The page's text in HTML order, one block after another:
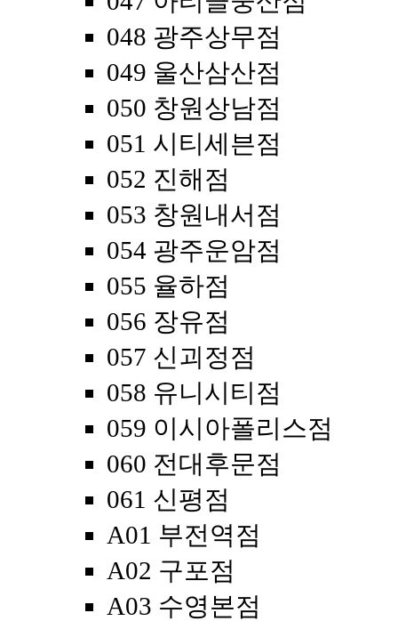
048 광주상무점
049 울산삼산점
050 창원상남점
051 시티세븐점
052 진해점
053 창원내서점
054 광주운암점
055 율하점
056 장유점
057 신괴정점
058 유니시티점
059 이시아폴리스점
060 전대후문점
061 신평점
A01 부전역점
A02 구포점
A03 수영본점